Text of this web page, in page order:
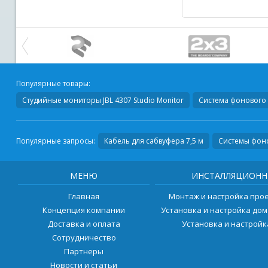
Популярные товары:
Студийные мониторы JBL 4307 Studio Monitor Система фонового
Популярные запросы: Кабель для сабвуфера 7,5 м Системы
МЕНЮ
Главная
Концепция компании
Доставка и оплата
Сотрудничество
Партнеры
Новости и статьи
Монтаж и настройка
Установка и настройка
Установка и